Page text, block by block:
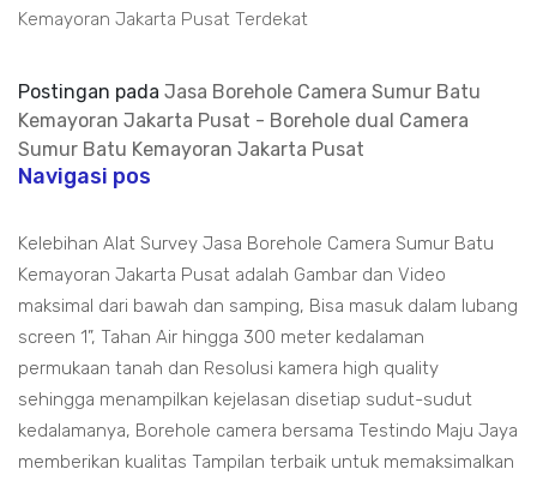
Kemayoran Jakarta Pusat Terdekat
Postingan pada Jasa Borehole Camera Sumur Batu
Kemayoran Jakarta Pusat - Borehole dual Camera
Sumur Batu Kemayoran Jakarta Pusat
Navigasi pos
Kelebihan Alat Survey Jasa Borehole Camera Sumur Batu
Kemayoran Jakarta Pusat adalah Gambar dan Video
maksimal dari bawah dan samping, Bisa masuk dalam lubang
screen 1”, Tahan Air hingga 300 meter kedalaman
permukaan tanah dan Resolusi kamera high quality
sehingga menampilkan kejelasan disetiap sudut-sudut
kedalamanya, Borehole camera bersama Testindo Maju Jaya
memberikan kualitas Tampilan terbaik untuk memaksimalkan